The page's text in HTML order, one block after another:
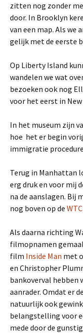
zitten nog zonder
door. In Brooklyn
van een map. Als we
gelijk met de eerste
Op Liberty Island
wandelen we wat
bezoeken ook nog
voor het eerst in
In het museum zijn
hoe het er begin
immigratie
Terug in Manhattan
erg druk en voor mij
na de aanslagen. Bij
nog boven op de WTC
Als daarna richting
filmopnamen
film Inside Man met
en Christopher
bankoverval hebben
aanrader. Omdat er
natuurlijk ook
belangstelling voor
mede door de